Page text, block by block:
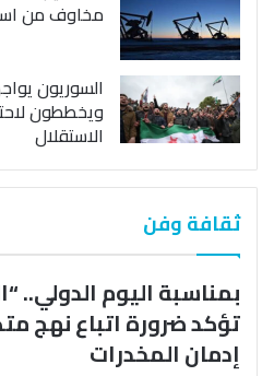
مخاوف من
السوريون
ويخططون
الاستقلال
ثقافة وفن
بمناسبة اليوم الدولي..
تؤكد ضرورة اتباع نهج
إدمان المخدرات